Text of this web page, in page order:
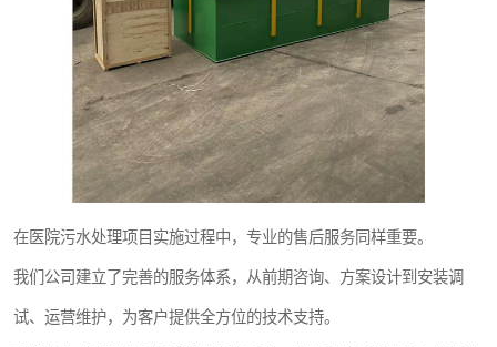
在医院污水处理项目实施过程中，专业的售后服务同样重要。
我们公司建立了完善的服务体系，从前期咨询、方案设计到安装调
试、运营维护，为客户提供全方位的技术支持。